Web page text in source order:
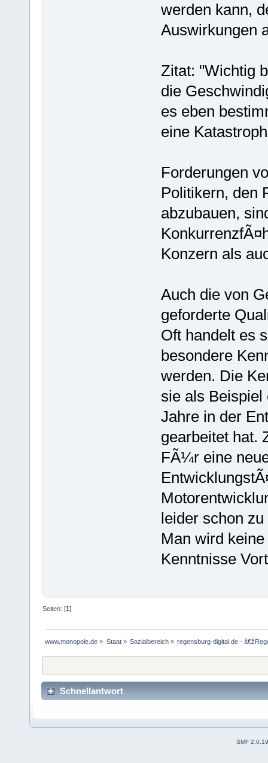
werden kann,
Auswirkungen
Zitat: "Wichtig
die
es eben
eine
Forderungen
Politikern, den
abzubauen,
Konzern als
Auch die von
geforderte
Oft handelt es
besondere
werden. Die
sie als Beispiel
Jahre in der
gearbeitet hat.
FÃ¼r eine
leider schon
Man wird
Kenntnisse
Seiten: [1]
www.monopole.de » Staat» Sozialbereich» regensburg-digital.de -
Schnellantwort
SMF 2.0.19